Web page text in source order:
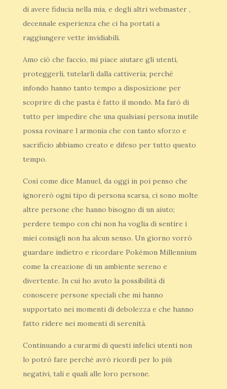
di avere fiducia nella mia, e degli altri webmaster ,
decennale esperienza che ci ha portati a
raggiungere vette invidiabili.
Amo ciò che faccio, mi piace aiutare gli utenti,
proteggerli, tutelarli dalla cattiveria; perché
infondo hanno tanto tempo a disposizione per
scoprire di che pasta è fatto il mondo. Ma farò di
tutto per impedire che una qualsiasi persona inutile
possa rovinare l armonia che con tanto sforzo e
sacrificio abbiamo creato e difeso per tutto questo
tempo.
Così come dice Manuel, da oggi in poi penso che
ignorerò ogni tipo di persona scarsa, ci sono molte
altre persone che hanno bisogno di un aiuto;
perdere tempo con chi non ha voglia di sentire i
miei consigli non ha alcun senso. Un giorno vorrò
guardare indietro e ricordare Pokémon Millennium
come la creazione di un ambiente sereno e
divertente. In cui ho avuto la possibilità di
conoscere persone speciali che mi hanno
supportato nei momenti di debolezza e che hanno
fatto ridere nei momenti di serenità.
Continuando a curarmi di questi infelici utenti non
lo potrò fare perché avrò ricordi per lo più
negativi, tali e quali alle loro persone.